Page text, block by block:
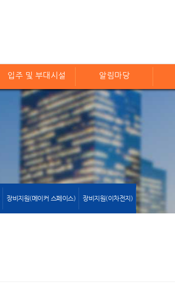
입주 및 부대시설 알림마당
장비지원(메이커 스페이스) 장비지원(이차전지)